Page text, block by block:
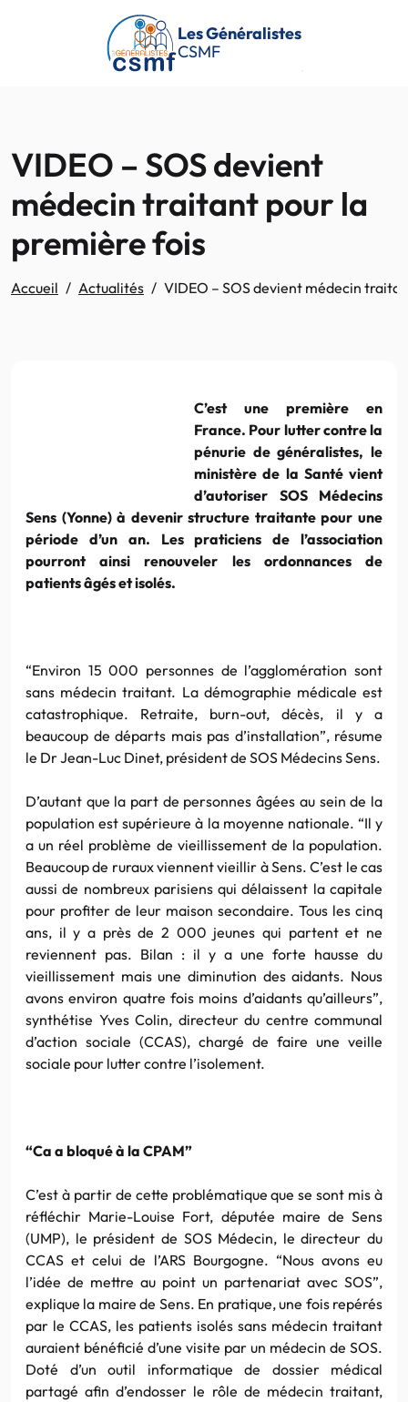
Passer au contenu principal
Les Généralistes
CSMF
VIDEO – SOS devient
médecin traitant pour la
première fois
Accueil Actualités VIDEO – SOS devient médecin
C’est une première en
France. Pour lutter contre la
pénurie de généralistes, le
ministère de la Santé vient
d’autoriser SOS Médecins
Sens (Yonne) à devenir structure traitante pour une
période d’un an. Les praticiens de l’association
pourront ainsi renouveler les ordonnances de
patients âgés et isolés.
“Environ 15 000 personnes de l’agglomération sont
sans médecin traitant. La démographie médicale est
catastrophique. Retraite, burn-out, décès, il y a
beaucoup de départs mais pas d’installation”, résume
le Dr Jean-Luc Dinet, président de SOS Médecins Sens.
D’autant que la part de personnes âgées au sein de la
population est supérieure à la moyenne nationale. “Il y
a un réel problème de vieillissement de la population.
Beaucoup de ruraux viennent vieillir à Sens. C’est le cas
aussi de nombreux parisiens qui délaissent la capitale
pour profiter de leur maison secondaire. Tous les cinq
ans, il y a près de 2 000 jeunes qui partent et ne
reviennent pas. Bilan : il y a une forte hausse du
vieillissement mais une diminution des aidants. Nous
avons environ quatre fois moins d’aidants qu’ailleurs”,
synthétise Yves Colin, directeur du centre communal
d’action sociale (CCAS), chargé de faire une veille
sociale pour lutter contre l’isolement.
“Ca a bloqué à la CPAM”
C’est à partir de cette problématique que se sont mis à
réfléchir Marie-Louise Fort, députée maire de Sens
(UMP), le président de SOS Médecin, le directeur du
CCAS et celui de l’ARS Bourgogne. “Nous avons eu
l’idée de mettre au point un partenariat avec SOS”,
explique la maire de Sens. En pratique, une fois repérés
par le CCAS, les patients isolés sans médecin traitant
auraient bénéficié d’une visite par un médecin de SOS.
Doté d’un outil informatique de dossier médical
partagé afin d’endosser le rôle de médecin traitant,